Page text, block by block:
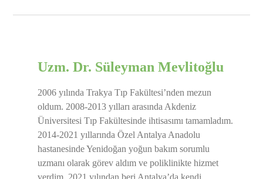
Uzm. Dr. Süleyman Mevlitoğlu
2006 yılında Trakya Tıp Fakültesi’nden mezun
oldum. 2008-2013 yılları arasında Akdeniz
Üniversitesi Tıp Fakültesinde ihtisasımı tamamladım.
2014-2021 yıllarında Özel Antalya Anadolu
hastanesinde Yenidoğan yoğun bakım sorumlu
uzmanı olarak görev aldım ve poliklinikte hizmet
verdim. 2021 yılından beri Antalya’da kendi